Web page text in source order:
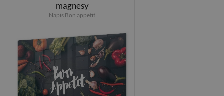
magnesy
Napis Bon appetit